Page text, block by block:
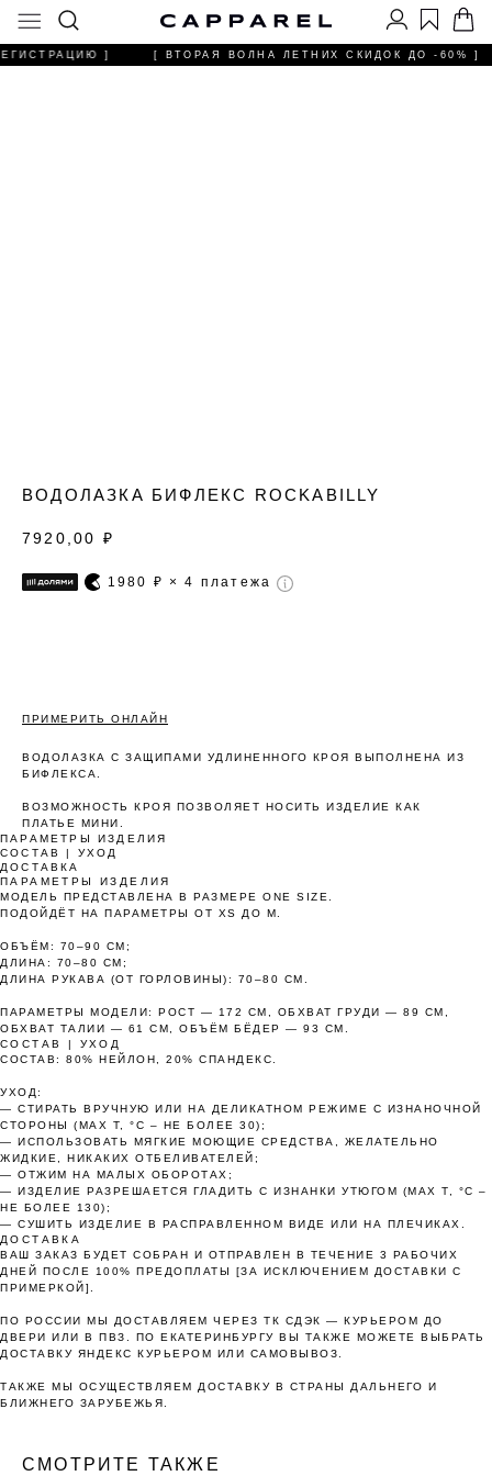
] [ ВТОРАЯ ВОЛНА ЛЕТНИХ СКИДОК ДО -60% ]
ВОДОЛАЗКА БИФЛЕКС ROCKABILLY
7920,00 ₽
1980 ₽ × 4 платежа
ПРИМЕРИТЬ ОНЛАЙН
ВОДОЛАЗКА С ЗАЩИПАМИ УДЛИНЕННОГО КРОЯ ВЫПОЛНЕНА ИЗ
БИФЛЕКСА.
ВОЗМОЖНОСТЬ КРОЯ ПОЗВОЛЯЕТ НОСИТЬ ИЗДЕЛИЕ КАК
ПЛАТЬЕ МИНИ.
ПАРАМЕТРЫ ИЗДЕЛИЯ
СОСТАВ | УХОД
ДОСТАВКА
ПАРАМЕТРЫ ИЗДЕЛИЯ
МОДЕЛЬ ПРЕДСТАВЛЕНА В РАЗМЕРЕ ONE SIZE.
ПОДОЙДЁТ НА ПАРАМЕТРЫ ОТ XS ДО M.
ОБЪЁМ: 70–90 СМ;
ДЛИНА: 70–80 СМ;
ДЛИНА РУКАВА (ОТ ГОРЛОВИНЫ): 70–80 СМ.
ПАРАМЕТРЫ МОДЕЛИ: РОСТ — 172 СМ, ОБХВАТ ГРУДИ — 89 СМ,
ОБХВАТ ТАЛИИ — 61 СМ, ОБЪЁМ БЁДЕР — 93 СМ.
СОСТАВ | УХОД
СОСТАВ: 80% НЕЙЛОН, 20% СПАНДЕКС.
УХОД:
— CТИРАТЬ ВРУЧНУЮ ИЛИ НА ДЕЛИКАТНОМ РЕЖИМЕ С ИЗНАНОЧНОЙ
СТОРОНЫ (MAX T, °C – НЕ БОЛЕЕ 30);
— ИСПОЛЬЗОВАТЬ МЯГКИЕ МОЮЩИЕ СРЕДСТВА, ЖЕЛАТЕЛЬНО
ЖИДКИЕ, НИКАКИХ ОТБЕЛИВАТЕЛЕЙ;
— ОТЖИМ НА МАЛЫХ ОБОРОТАХ;
— ИЗДЕЛИЕ РАЗРЕШАЕТСЯ ГЛАДИТЬ С ИЗНАНКИ УТЮГОМ (MAX T, °C –
НЕ БОЛЕЕ 130);
— СУШИТЬ ИЗДЕЛИЕ В РАСПРАВЛЕННОМ ВИДЕ ИЛИ НА ПЛЕЧИКАХ.
ДОСТАВКА
ВАШ ЗАКАЗ БУДЕТ СОБРАН И ОТПРАВЛЕН В ТЕЧЕНИЕ 3 РАБОЧИХ
ДНЕЙ ПОСЛЕ 100% ПРЕДОПЛАТЫ [ЗА ИСКЛЮЧЕНИЕМ ДОСТАВКИ С
ПРИМЕРКОЙ].
ПО РОССИИ МЫ ДОСТАВЛЯЕМ ЧЕРЕЗ ТК СДЭК — КУРЬЕРОМ ДО
ДВЕРИ ИЛИ В ПВЗ. ПО ЕКАТЕРИНБУРГУ ВЫ ТАКЖЕ МОЖЕТЕ ВЫБРАТЬ
ДОСТАВКУ ЯНДЕКС КУРЬЕРОМ ИЛИ САМОВЫВОЗ.
ТАКЖЕ МЫ ОСУЩЕСТВЛЯЕМ ДОСТАВКУ В СТРАНЫ ДАЛЬНЕГО И
БЛИЖНЕГО ЗАРУБЕЖЬЯ.
СМОТРИТЕ ТАКЖЕ
Оплата частями
Оплатите сегодня 25% стоимости покупки
картой любого банка, остальное — тремя
платежами раз в две недели.
Оплата
сегодня
Как обычная оплата картой
Понятно